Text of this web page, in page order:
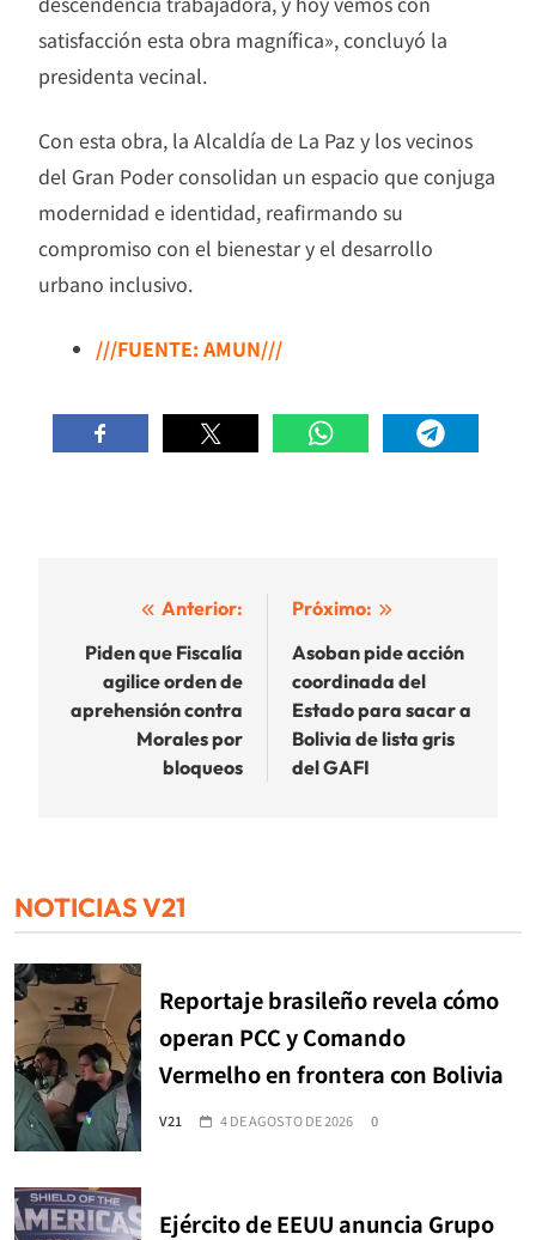
satisfacción esta obra magnífica», concluyó la
presidenta vecinal.
Con esta obra, la Alcaldía de La Paz y los vecinos
del Gran Poder consolidan un espacio que conjuga
modernidad e identidad, reafirmando su
compromiso con el bienestar y el desarrollo
urbano inclusivo.
///FUENTE: AMUN///
Navegación
de
entradas
Anterior:
Piden que Fiscalía
agilice orden de
aprehensión contra
Morales por
bloqueos
Próximo:
Asoban pide acción
coordinada del
Estado para sacar a
Bolivia de lista gris
del GAFI
NOTICIAS V21
Reportaje brasileño revela cómo
operan PCC y Comando
Vermelho en frontera con Bolivia
V21 4 DE AGOSTO DE 2026 0
Ejército de EEUU anuncia Grupo